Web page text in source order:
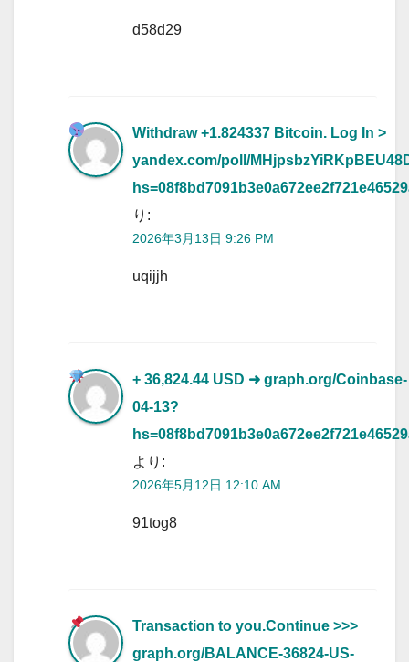
d58d29
Withdraw +1.824337 Bitcoin. Log In >
yandex.com/poll/
り:
2026年3月13日 9:26 PM
uqijjh
+ 36,824.44 USD ➜ graph.org/Coinbase-
04-13?
より:
2026年5月12日 12:10 AM
91tog8
Transaction to you.Continue >>>
graph.org/BALANCE-36824-US-